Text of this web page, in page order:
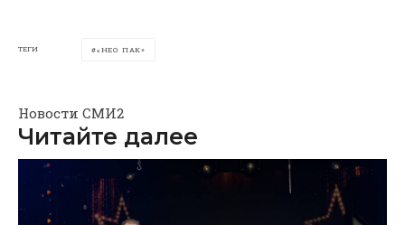
ТЕГИ «НЕО ПАК»
Новости СМИ2
Читайте далее